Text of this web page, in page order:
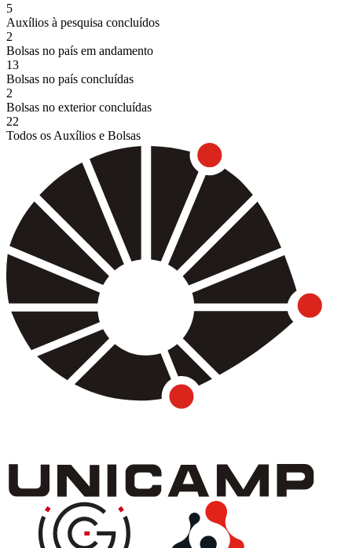
5
Auxílios à pesquisa concluídos
2
Bolsas no país em andamento
13
Bolsas no país concluídas
2
Bolsas no exterior concluídas
22
Todos os Auxílios e Bolsas